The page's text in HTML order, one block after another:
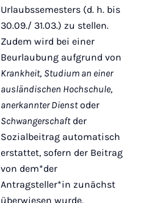
Urlaubssemesters (d. h. bis
30.09./ 31.03.) zu stellen.
Zudem wird bei einer
Beurlaubung aufgrund von
Krankheit, Studium an einer
ausländischen Hochschule,
anerkannter Dienstoder
Schwangerschaftder
Sozialbeitrag automatisch
erstattet, sofern der Beitrag
von dem*der
Antragsteller*in zunächst
überwiesen wurde.